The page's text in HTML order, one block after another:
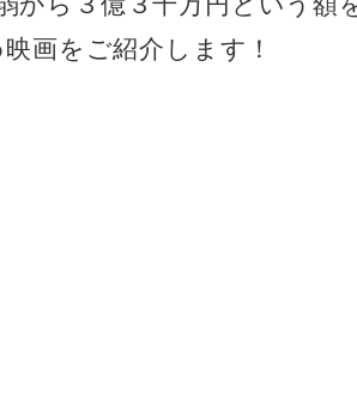
画をご紹介します！